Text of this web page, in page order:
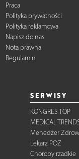
Praca
Polityka prywatności
Polityka reklamowa
Napisz do nas
Nota prawna
Regulamin
SERWISY
KONGRES TOP
MEDICAL
Menedżer
Lekarz POZ
Choroby rzadkie